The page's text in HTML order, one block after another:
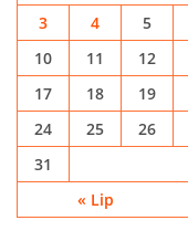
« Lip
3
4 5
10
11 12
17
18 19
24
25 26
31